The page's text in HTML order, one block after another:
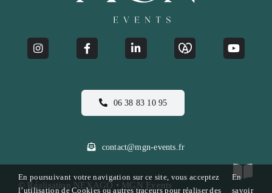
© Réalisation NEXAGO • MGN Events
06 38 83 10 95
contact@mgn-events.fr
En poursuivant votre navigation sur ce site, vous acceptez
l’utilisation de Cookies ou autres traceurs pour réaliser des
En
savoir